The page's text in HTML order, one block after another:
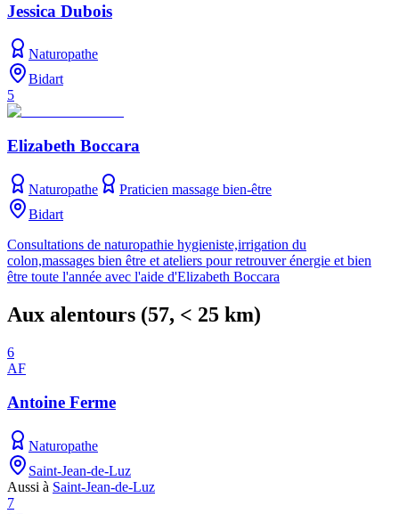
Jessica Dubois
Naturopathe
Bidart
5
Elizabeth Boccara
Naturopathe
Praticien massage bien-être
Bidart
Consultations de naturopathie hygieniste,irrigation du
colon,massages bien être et ateliers pour retrouver énergie et bien
être toute l'année avec l'aide d'Elizabeth Boccara
Aux alentours (57, < 25 km)
6
AF
Antoine Ferme
Naturopathe
Saint-Jean-de-Luz
Aussi à Saint-Jean-de-Luz
7